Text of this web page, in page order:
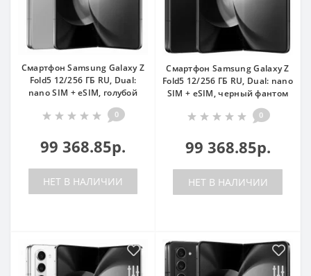
Смартфон Samsung Galaxy Z
Fold5 12/256 ГБ RU, Dual:
nano SIM + eSIM, голубой
0
99 368.85р.
НЕТ В НАЛИЧИИ
Смартфон Samsung Galaxy Z
Fold5 12/256 ГБ RU, Dual: nano
SIM + eSIM, черный фантом
0
99 368.85р.
НЕТ В НАЛИЧИИ